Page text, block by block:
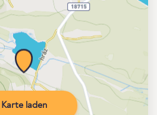
Karte laden